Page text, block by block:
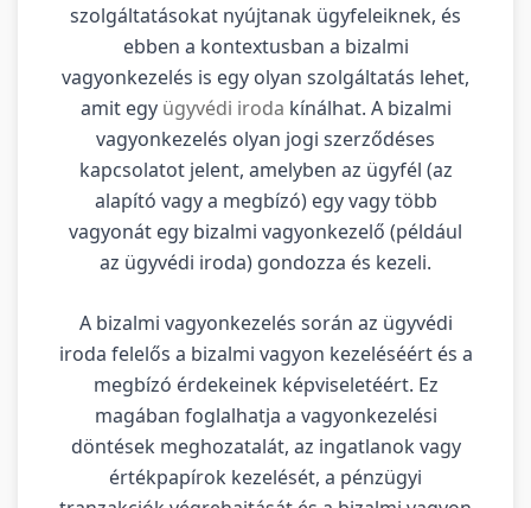
szolgáltatásokat nyújtanak ügyfeleiknek, és
ebben a kontextusban a bizalmi
vagyonkezelés is egy olyan szolgáltatás lehet,
amit egy ügyvédi iroda kínálhat. A bizalmi
vagyonkezelés olyan jogi szerződéses
kapcsolatot jelent, amelyben az ügyfél (az
alapító vagy a megbízó) egy vagy több
vagyonát egy bizalmi vagyonkezelő (például
az ügyvédi iroda) gondozza és kezeli.
A bizalmi vagyonkezelés során az ügyvédi
iroda felelős a bizalmi vagyon kezeléséért és a
megbízó érdekeinek képviseletéért. Ez
magában foglalhatja a vagyonkezelési
döntések meghozatalát, az ingatlanok vagy
értékpapírok kezelését, a pénzügyi